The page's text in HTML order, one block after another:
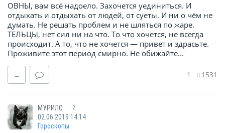
ОВНЫ, вам всё надоело. Захочется уединиться. И
отдыхать и отдыхать от людей, от суеты. И ни о чём не
думать. Не решать проблем и не шляться по жаре.
ТЕЛЬЦЫ, нет сил ни на что. То что хочется, не всегда
происходит. А то, что не хочется — привет и здрасьте.
Проживите этот период смирно. Не обижайте...
→ 1 1531
МУРИЛО 2
02.06.2019 14:14
Гороскопы